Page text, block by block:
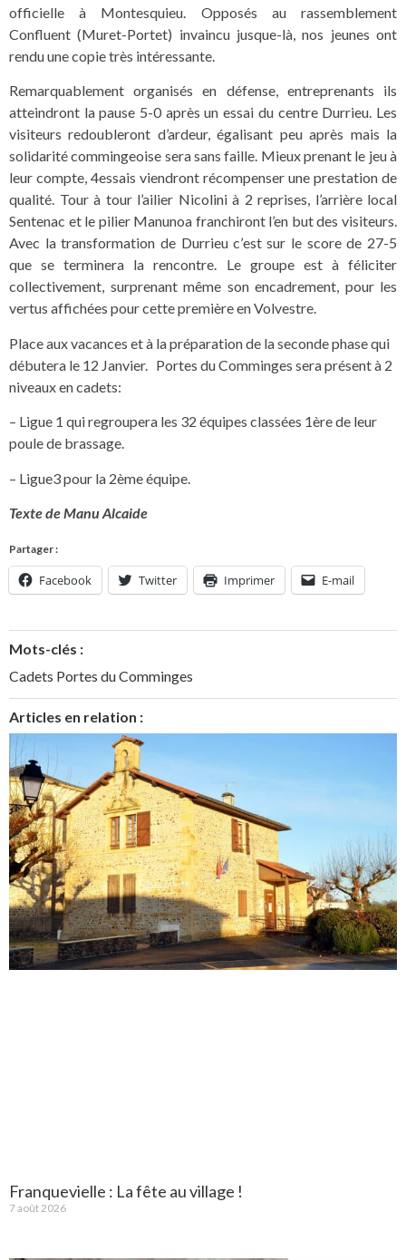
officielle à Montesquieu. Opposés au rassemblement
Confluent (Muret-Portet) invaincu jusque-là, nos jeunes ont
rendu une copie très intéressante.
Remarquablement organisés en défense, entreprenants ils
atteindront la pause 5-0 après un essai du centre Durrieu. Les
visiteurs redoubleront d’ardeur, égalisant peu après mais la
solidarité commingeoise sera sans faille. Mieux prenant le jeu à
leur compte, 4essais viendront récompenser une prestation de
qualité. Tour à tour l’ailier Nicolini à 2 reprises, l’arrière local
Sentenac et le pilier Manunoa franchiront l’en but des visiteurs.
Avec la transformation de Durrieu c’est sur le score de 27-5
que se terminera la rencontre. Le groupe est à féliciter
collectivement, surprenant même son encadrement, pour les
vertus affichées pour cette première en Volvestre.
Place aux vacances et à la préparation de la seconde phase qui
débutera le 12 Janvier. Portes du Comminges sera présent à 2
niveaux en cadets:
– Ligue 1 qui regroupera les 32 équipes classées 1ère de leur
poule de brassage.
– Ligue3 pour la 2ème équipe.
Texte de Manu Alcaide
Partager :
Facebook Twitter Imprimer E-mail
Mots-clés :
Cadets Portes du Comminges
Articles en relation :
Franquevielle : La fête au village !
7 août 2026